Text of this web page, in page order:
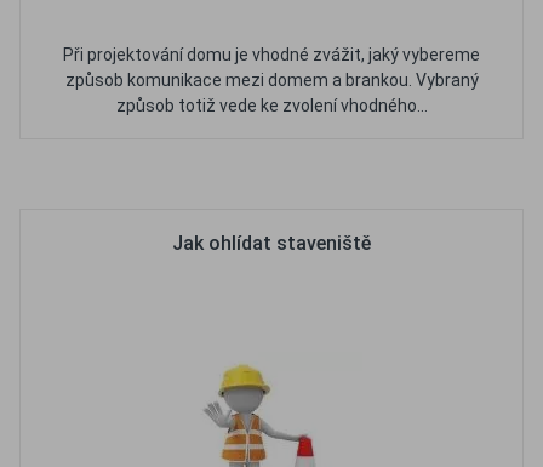
Při projektování domu je vhodné zvážit, jaký vybereme
způsob komunikace mezi domem a brankou. Vybraný
způsob totiž vede ke zvolení vhodného...
Jak ohlídat staveniště